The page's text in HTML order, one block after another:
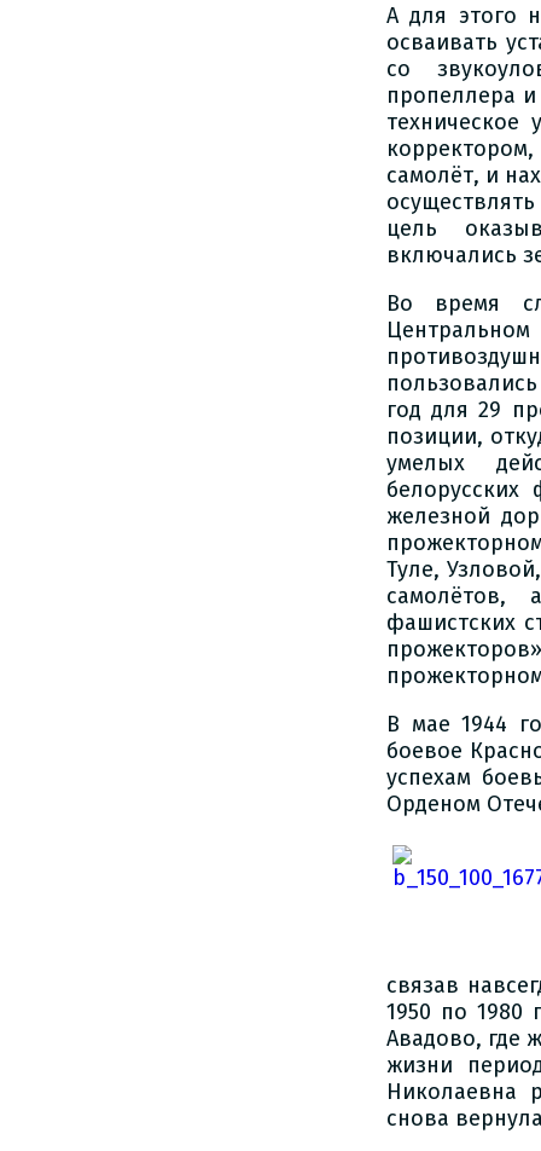
А для этого
осваивать
со
пропеллера
техническое
самолёт, и
цель
включались
Во время
год для 29
позиции,
умелых
железной
Туле,
самолётов,
фашистских
В мае 1944
боевое
успехам
Орденом
связав
1950 по 1980
Авадово, где
жизни
Николаевна
снова